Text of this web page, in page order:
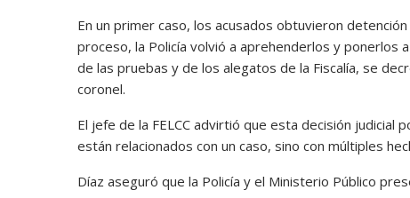
En un primer caso, los acusados obtuvieron
proceso, la Policía volvió a aprehenderlos y ponerlos
de las pruebas y de los alegatos de la Fiscalía, se
coronel.
El jefe de la FELCC advirtió que esta decisión judicial
están relacionados con un caso, sino con múltiples
Díaz aseguró que la Policía y el Ministerio Público